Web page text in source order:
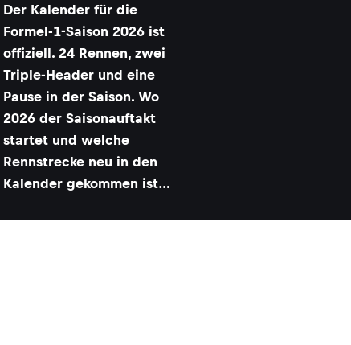
Der Kalender für die
Formel-1-Saison 2026 ist
offiziell. 24 Rennen, zwei
Triple-Header und eine
Pause in der Saison. Wo
2026 der Saisonauftakt
startet und welche
Rennstrecke neu in den
Kalender gekommen ist…